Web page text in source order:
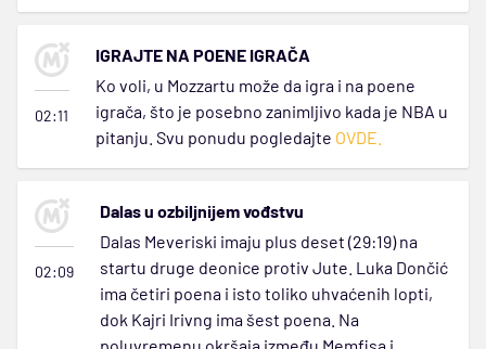
02:11
IGRAJTE NA POENE IGRAČA
Ko voli, u Mozzartu može da igra i na poene
igrača, što je posebno zanimljivo kada je NBA u
pitanju. Svu ponudu pogledajte OVDE.
02:09
Dalas u ozbiljnijem vođstvu
Dalas Meveriski imaju plus deset (29:19) na
startu druge deonice protiv Jute. Luka Dončić
ima četiri poena i isto toliko uhvaćenih lopti,
dok Kajri Irivng ima šest poena. Na